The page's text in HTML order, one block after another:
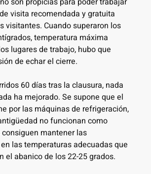
visita recomendada y gratuita
visitantes. Cuando superaron los
temperatura máxima
lugares de trabajo, hubo que
de echar el cierre.
60 días tras la clausura, nada
ha mejorado. Se supone que el
por las máquinas de refrigeración,
no funcionan como
mantener las
las temperaturas adecuadas que
el abanico de los 22-25 grados.